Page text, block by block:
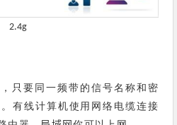
2.4g
只要同一频带的信号名称和密
有线计算机使用网络电缆连接